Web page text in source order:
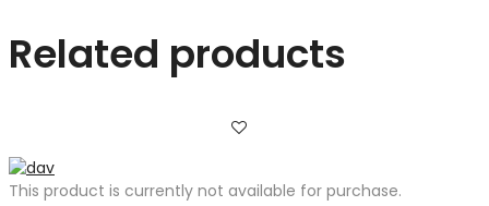
Related products
This product is currently not available for purchase.